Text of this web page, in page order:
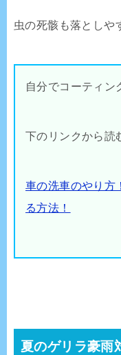
虫の死骸も落としや
自分でコーティン
下のリンクから読
車の洗車のやり方
る方法！
夏のゲリラ豪雨